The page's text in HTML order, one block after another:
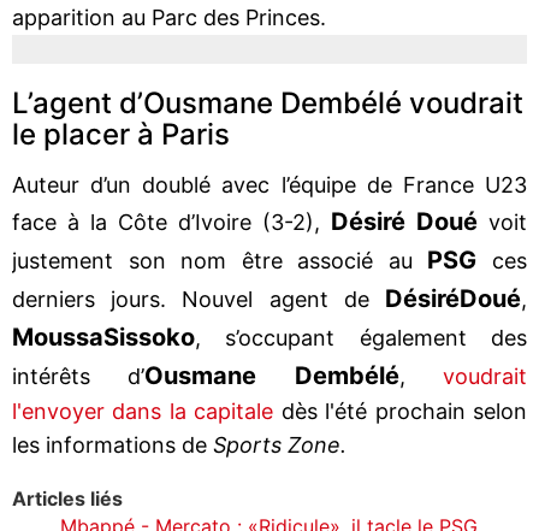
apparition au Parc des Princes.
L’agent d’Ousmane Dembélé voudrait
le placer à Paris
Auteur d’un doublé avec l’équipe de France U23
face à la Côte d’Ivoire (3-2), Désiré Doué voit
justement son nom être associé au PSG ces
derniers jours. Nouvel agent de DésiréDoué,
MoussaSissoko, s’occupant également des
intérêts d’Ousmane Dembélé,voudrait
l'envoyer dans la capitale dès l'été prochain selon
les informations de Sports Zone.
Articles liés
Mbappé - Mercato : «Ridicule», il tacle le PSG